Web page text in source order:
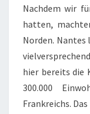
Nachdem wir
hatten,
Norden. Nantes
hier bereits die
300.000
Frankreichs.